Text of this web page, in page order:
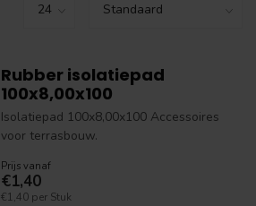
Rubber isolatiepad
100x8,00x100
Isolatiepad 100x8,00x100 Accessoires
voor terrasbouw.
Prijs vanaf
€1,40
€1,40 per Stuk